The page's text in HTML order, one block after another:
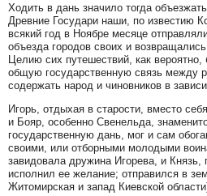
Ходить в дань значило тогда
Древние Государи наши, по известию
всякий год в Ноябре месяце
объезда городов своих и
Целию сих путешествий, как
общую государственную связь между
содержать народ и чиновников в
Игорь, отдыхая в старости, вместо
и Бояр, особенно Свенельда,
государственную дань, мог и сам
своими, или отборными молодыми
завидовала дружина Игорева, и Князь,
исполнил ее желание; отправился в
Житомирская и запад Киевской